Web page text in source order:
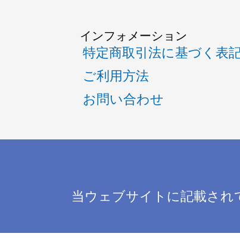
インフォメーション
特定商取引法に基づく表
ご利用方法
お問い合わせ
当ウェブサイトに記載され